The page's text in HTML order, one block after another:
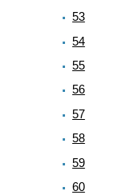
53
54
55
56
57
58
59
60